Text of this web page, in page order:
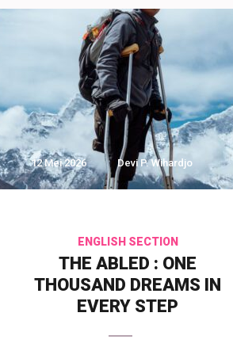
12 Mei 2026 Devi P. Wihardjo
ENGLISH SECTION
THE ABLED : ONE
THOUSAND DREAMS IN
EVERY STEP